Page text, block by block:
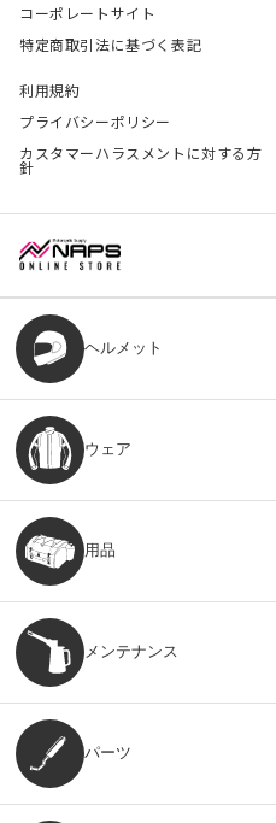
コーポレートサイト
特定商取引法に基づく表記
利用規約
プライバシーポリシー
カスタマーハラスメントに対する方
針
ヘルメット
ウェア
用品
メンテナンス
パーツ